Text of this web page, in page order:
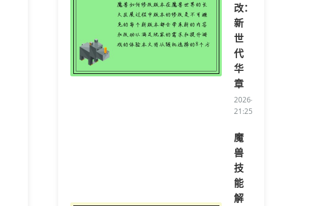
改：
新
世
代
华
章
2026-05-10
21:25:26/li>
魔
兽
技
能
解